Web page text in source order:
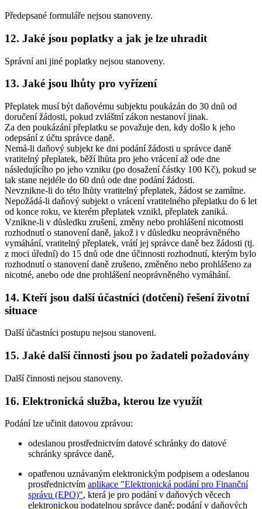
Předepsané formuláře nejsou stanoveny.
12. Jaké jsou poplatky a jak je lze uhradit
Správní ani jiné poplatky nejsou stanoveny.
13. Jaké jsou lhůty pro vyřízení
Přeplatek musí být daňovému subjektu poukázán do 30 dnů od
doručení žádosti, pokud zvláštní zákon nestanoví jinak.
Za den poukázání přeplatku se považuje den, kdy došlo k jeho
odepsání z účtu správce daně.
Nemá-li daňový subjekt ke dni podání žádosti u správce daně
vratitelný přeplatek, běží lhůta pro jeho vrácení až ode dne
následujícího po jeho vzniku (po dosažení částky 100 Kč), pokud se
tak stane nejdéle do 60 dnů ode dne podání žádosti.
Nevznikne-li do této lhůty vratitelný přeplatek, žádost se zamítne.
Nepožádá-li daňový subjekt o vrácení vratitelného přeplatku do 6 let
od konce roku, ve kterém přeplatek vznikl, přeplatek zaniká.
Vznikne-li v důsledku zrušení, změny nebo prohlášení nicotnosti
rozhodnutí o stanovení daně, jakož i v důsledku neoprávněného
vymáhání, vratitelný přeplatek, vrátí jej správce daně bez žádosti (tj.
z moci úřední) do 15 dnů ode dne účinnosti rozhodnutí, kterým bylo
rozhodnutí o stanovení daně zrušeno, změněno nebo prohlášeno za
nicotné, anebo ode dne prohlášení neoprávněného vymáhání.
14. Kteří jsou další účastníci (dotčení) řešení životní
situace
Další účastníci postupu nejsou stanoveni.
15. Jaké další činnosti jsou po žadateli požadovány
Další činnosti nejsou stanoveny.
16. Elektronická služba, kterou lze využít
Podání lze učinit datovou zprávou:
odeslanou prostřednictvím datové schránky do datové
schránky správce daně,
opatřenou uznávaným elektronickým podpisem a odeslanou
prostřednictvím aplikace "Elektronická podání pro Finanční
správu (EPO)", která je pro podání v daňových věcech
elektronickou podatelnou správce daně; podání v daňových